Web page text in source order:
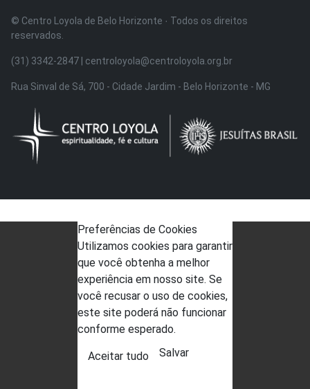
© Centro Loyola de Belo Horizonte · Todos os direitos
reservados.
(31) 3342-2847 | centroloyola@centroloyola.org.br
Rua Sinval de Sá, 700 - Cidade Jardim - Belo Horizonte - MG
Preferências de Cookies
Utilizamos cookies para garantir
que você obtenha a melhor
experiência em nosso site. Se
você recusar o uso de cookies,
este site poderá não funcionar
conforme esperado.
Aceitar tudo Salvar